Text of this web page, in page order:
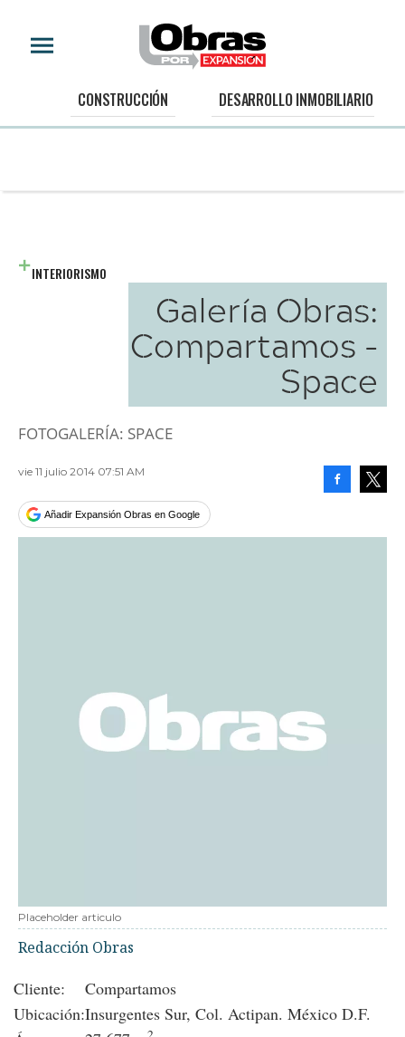
CONSTRUCCIÓN DESARROLLO INMOBILIARIO
INTERIORISMO
Galería Obras:
Compartamos -
Space
FOTOGALERÍA: SPACE
vie 11 julio 2014 07:51 AM
Añadir Expansión Obras en Google
Placeholder articulo
Redacción Obras
Cliente:
Compartamos
Ubicación:Insurgentes Sur, Col. Actipan. México D.F.